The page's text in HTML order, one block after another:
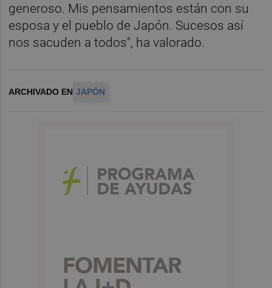
generoso. Mis pensamientos están con su
esposa y el pueblo de Japón. Sucesos así
nos sacuden a todos", ha valorado.
ARCHIVADO EN JAPÓN